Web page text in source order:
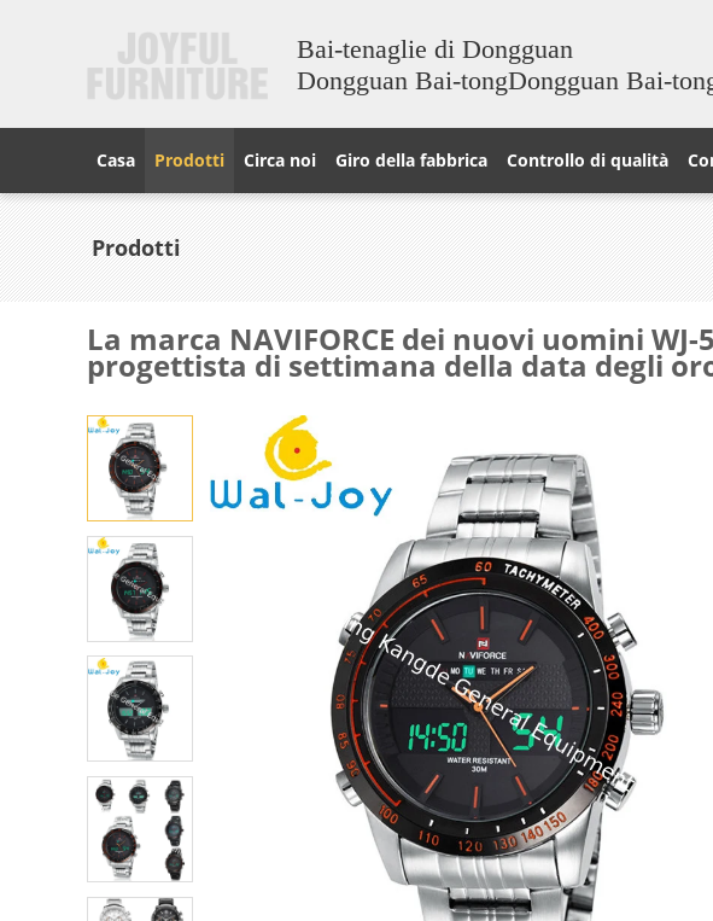
Bai-tenaglie di Dongguan
Dongguan Bai-tongDongguan Bai-
Casa Prodotti Circa noi Giro della fabbrica Controllo di qualità
Prodotti
La marca NAVIFORCE dei nuovi uomini
progettista di settimana della data degli